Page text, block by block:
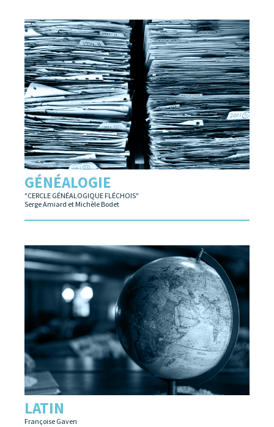
GÉNÉALOGIE
"CERCLE GÉNÉALOGIQUE FLÉCHOIS"
Serge Amiard et Michèle Bodet
LATIN
Françoise Gaven